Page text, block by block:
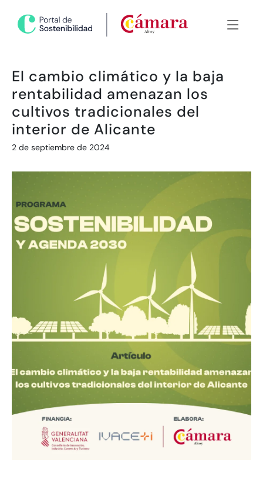
El cambio climático y la baja
rentabilidad amenazan los
cultivos tradicionales del
interior de Alicante
2 de septiembre de 2024